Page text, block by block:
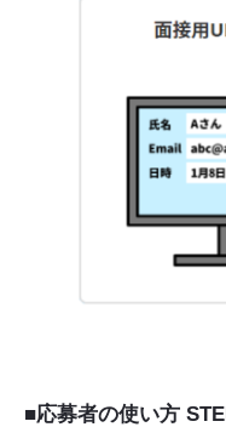
■応募者の使い方